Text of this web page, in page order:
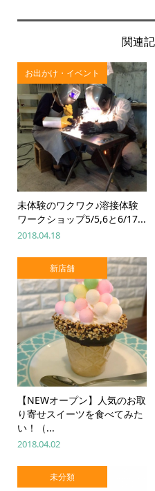
関連
お出かけ・イベント
未体験のワクワク♪溶接体験
ワークショップ5/5,6と6/17...
2018.04.18
新店舗
【NEWオープン】人気のお取
り寄せスイーツを食べてみた
い！（...
2018.04.02
未分類